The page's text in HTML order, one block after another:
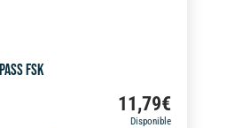
FSK
11,79€
Disponible